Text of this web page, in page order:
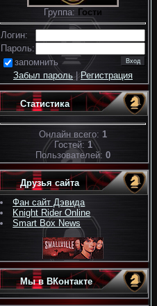
Группа: Гости
Логин:
Пароль:
запомнить
Забыл пароль|Регистрация
Статистика
Онлайн всего: 1
Гостей: 1
Пользователей: 0
Друзья сайта
Фан сайт Дэвида
Knight Rider Online
Smart Box News
Мы в ВКонтакте